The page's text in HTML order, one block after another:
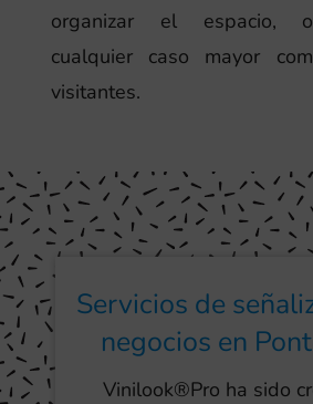
organizar el espacio,
cualquier caso mayor
visitantes.
Servicios de
negocios en
Vinilook®Pro ha sido